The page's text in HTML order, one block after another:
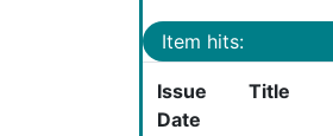
Item hits:
Issue
Date
Title